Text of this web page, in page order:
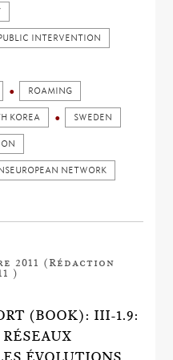
INTERVENTION
ROAMING
KOREA SWEDEN
NETWORK
2011 (Rédaction
)
(BOOK): III-1.9:
ÉVOLUTIONS